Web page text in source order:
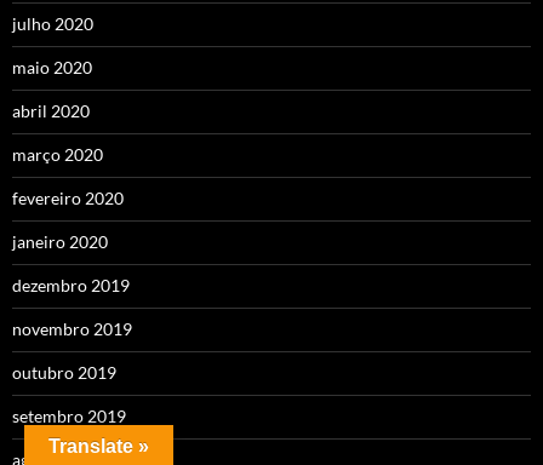
julho 2020
maio 2020
abril 2020
março 2020
fevereiro 2020
janeiro 2020
dezembro 2019
novembro 2019
outubro 2019
setembro 2019
agosto 2019
Translate »